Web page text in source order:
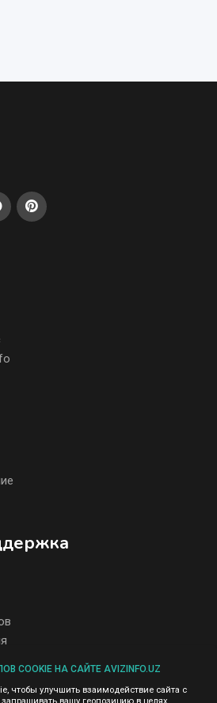
объявлений.
COOKIE НА САЙТЕ AVIZINFO.UZ
чтобы улучшить взаимодействие сайта с